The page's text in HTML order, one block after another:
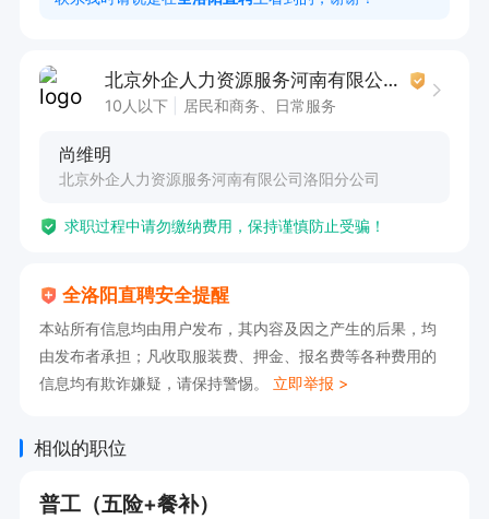
3、入职与劳务公司签订劳务外包合同，并按照国
保险)；
5、公司有食堂，每天补助10元餐费；
温补贴
职位亮点：恒温车间 坐式工作 计件工资 多劳多得
【点击申请职位，线上投递简历，即可电话联系
北京外企人力资源服务河南有限公司洛阳分公司
10人以下 居民和商务、日常服务
尚维明
北京外企人力资源服务河南有限公司洛阳分公司
求职过程中请勿缴纳费用，保持谨慎防止受骗！
全洛阳直聘安全提醒
本站所有信息均由用户发布，其内容及因之产生的后果，均
由发布者承担；凡收取服装费、押金、报名费等各种费用的
信息均有欺诈嫌疑，请保持警惕。 立即举报 >
相似的职位
普工（五险+餐补）